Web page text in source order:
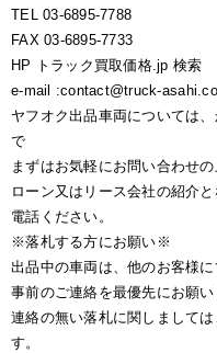
TEL 03-6895-7788
FAX 03-6895-7733
HP トラック買取価格.jp 検索
e-mail :contact@truck-
ヤフオク出品車両については
で
まずはお気軽にお問い合わせ
ローン又はリース会社の紹介
電話ください。
※落札する方にお願い※
出品中の車両は、他のお客様
事前のご連絡を最優先にお願い
連絡の無い落札に関しまして
す。